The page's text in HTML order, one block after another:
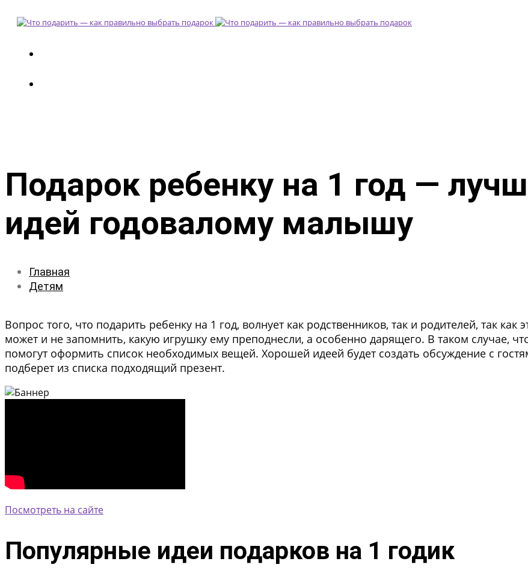
Подарок ребенку на 1 год —
идей годовалому малышу
Главная
Детям
Вопрос того, что подарить ребенку на 1 год, волнует как родственников, так и родителей, так как
может и не запомнить, какую игрушку ему преподнесли, а особенно дарящего. В таком случае,
помогут оформить список необходимых вещей. Хорошей идеей будет создать обсуждение с
подберет из списка подходящий презент.
Посмотреть на сайте
Популярные идеи подарков на 1 годик